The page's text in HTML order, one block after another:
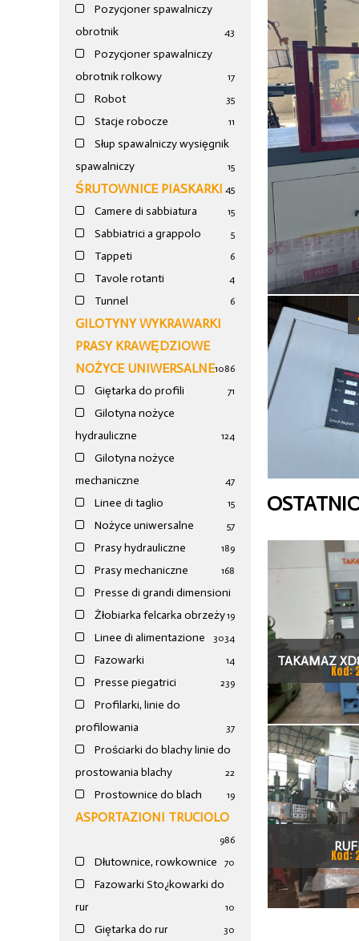
Pozycjoner spawalniczy
obrotnik
43
Pozycjoner spawalniczy
obrotnik rolkowy
17
Robot 35
Stacje robocze 11
Słup spawalniczy wysięgnik
spawalniczy
15
ŚRUTOWNICE PIASKARKI 45
Camere di sabbiatura 15
Sabbiatrici a grappolo 5
Tappeti 6
Tavole rotanti 4
Tunnel 6
GILOTYNY WYKRAWARKI
PRASY KRAWĘDZIOWE
NOŻYCE UNIWERSALNE1086
Giętarka do profili 71
Gilotyna nożyce
hydrauliczne
124
Gilotyna nożyce
mechaniczne
47
Linee di taglio 15
Nożyce uniwersalne 57
Prasy hydrauliczne 189
Prasy mechaniczne 168
Presse di grandi dimensioni
19
Żłobiarka felcarka obrzeży
34
Linee di alimentazione 30
Fazowarki 14
Presse piegatrici 239
Profilarki, linie do
profilowania
37
Prościarki do blachy linie do
prostowania blachy
22
Prostownice do blach 19
ASPORTAZIONI TRUCIOLO
986
Dłutownice, rowkownice 70
Fazowarki Sto¿kowarki do
rur
10
Giętarka do rur 30
TAKAMAZ
Kod:
Kod: